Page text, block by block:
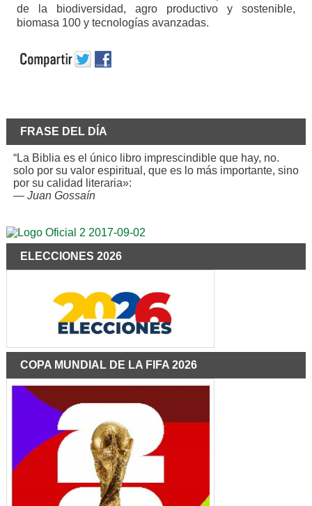
de la biodiversidad, agro productivo y sostenible,
biomasa 100 y tecnologías avanzadas.
FRASE DEL DÍA
“La Biblia es el único libro imprescindible que hay, no.
solo por su valor espiritual, que es lo más importante, sino
por su calidad literaria»:
— Juan Gossaín
ELECCIONES 2026
COPA MUNDIAL DE LA FIFA 2026